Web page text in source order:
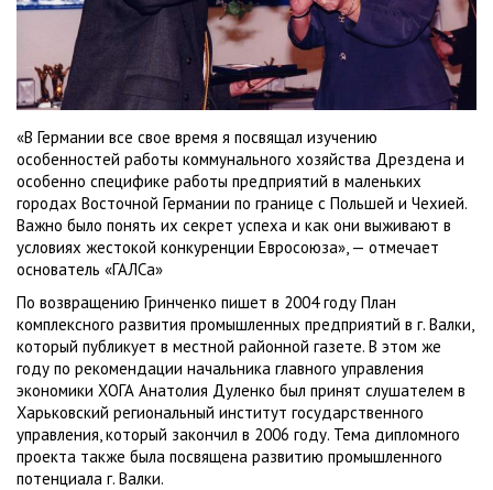
«В Германии все свое время я посвящал изучению
особенностей работы коммунального хозяйства Дрездена и
особенно специфике работы предприятий в маленьких
городах Восточной Германии по границе с Польшей и Чехией.
Важно было понять их секрет успеха и как они выживают в
условиях жестокой конкуренции Евросоюза», — отмечает
основатель «ГАЛСа»
По возвращению Гринченко пишет в 2004 году План
комплексного развития промышленных предприятий в г. Валки,
который публикует в местной районной газете. В этом же
году по рекомендации начальника главного управления
экономики ХОГА Анатолия Дуленко был принят слушателем в
Харьковский региональный институт государственного
управления, который закончил в 2006 году. Тема дипломного
проекта также была посвящена развитию промышленного
потенциала г. Валки.